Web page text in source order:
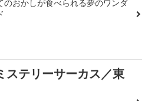
のおかしが食べられる夢のワンダ
ステリーサーカス／東